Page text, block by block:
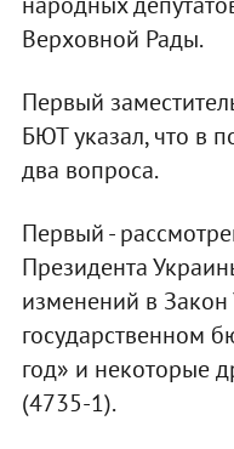
Верховной Рады.
Первый
БЮТ указал, что в
два вопроса.
Первый -
Президента
изменений в
государственном
год» и некоторые
(4735-1).